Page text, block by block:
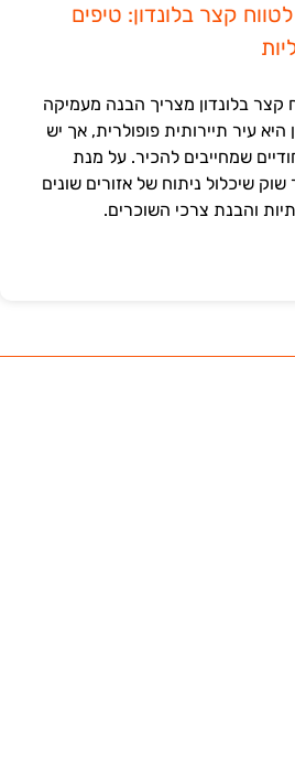
קצר בלונדון: טיפים
קצר בלונדון מצריך הבנה מעמיקה
עיר תיירותית פופולרית, אך יש
שמחייבים להכיר. על מנת
שיכלול ניתוח של אזורים שונים
והבנת צרכי השוכרים.